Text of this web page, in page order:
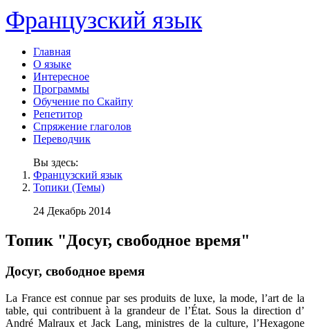
Французский язык
Главная
О языке
Интересное
Программы
Обучение по Скайпу
Репетитор
Спряжение глаголов
Переводчик
Вы здесь:
Французский язык
Топики (Темы)
24 Декабрь 2014
Топик "Досуг, свободное время"
Досуг, свободное время
La France est connue par ses produits de luxe, la mode, l’art de la
table, qui contribuent à la grandeur de l’État. Sous la direction d’
André Malraux et Jack Lang, ministres de la culture, l’Hexagone